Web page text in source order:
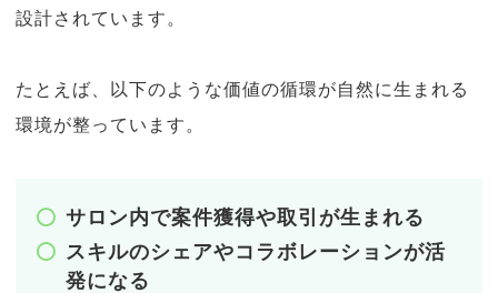
設計されています。
たとえば、以下のような価値の循環が自然に生まれる
環境が整っています。
サロン内で案件獲得や取引が生まれる
スキルのシェアやコラボレーションが活
発になる